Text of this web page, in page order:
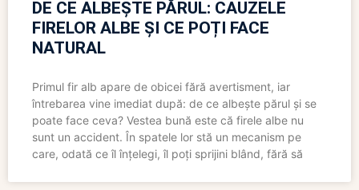
DE CE ALBEȘTE PĂRUL: CAUZELE
FIRELOR ALBE ȘI CE POȚI FACE
NATURAL
Primul fir alb apare de obicei fără avertisment, iar
întrebarea vine imediat după: de ce albește părul și se
poate face ceva? Vestea bună este că firele albe nu
sunt un accident. În spatele lor stă un mecanism pe
care, odată ce îl înțelegi, îl poți sprijini blând, fără să